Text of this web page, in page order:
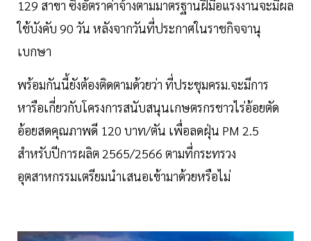
129 สาขา ซึ่งอัตราค่าจ้างตามมาตรฐานฝีมือแรงงานจะมีผล
ใช้บังคับ 90 วัน หลังจากวันที่ประกาศในราชกิจจานุ
เบกษา
พร้อมกันนี้ยังต้องติดตามด้วยว่า ที่ประชุมครม.จะมีการ
หารือเกี่ยวกับโครงการสนับสนุนเกษตรกรชาวไร่อ้อยตัด
อ้อยสดคุณภาพดี 120 บาท/ตัน เพื่อลดฝุ่น PM 2.5
สำหรับปีการผลิต 2565/2566 ตามที่กระทรวง
อุตสาหกรรมเตรียมนำเสนอเข้ามาด้วยหรือไม่